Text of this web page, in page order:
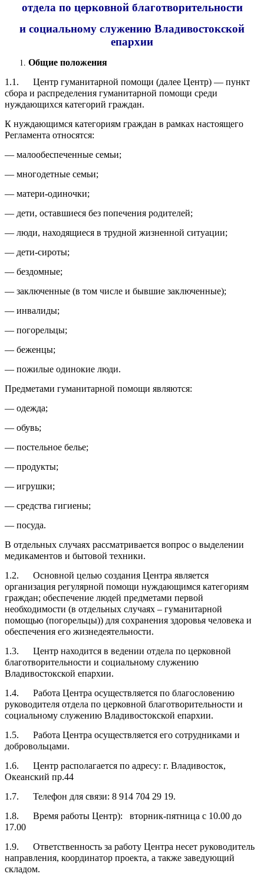
отдела по церковной благотворительности
и социальному служению Владивостокской
епархии
Общие положения
1.1. Центр гуманитарной помощи (далее Центр) — пункт
сбора и распределения гуманитарной помощи среди
нуждающихся категорий граждан.
К нуждающимся категориям граждан в рамках настоящего
Регламента относятся:
— малообеспеченные семьи;
— многодетные семьи;
— матери-одиночки;
— дети, оставшиеся без попечения родителей;
— люди, находящиеся в трудной жизненной ситуации;
— дети-сироты;
— бездомные;
— заключенные (в том числе и бывшие заключенные);
— инвалиды;
— погорельцы;
— беженцы;
— пожилые одинокие люди.
Предметами гуманитарной помощи являются:
— одежда;
— обувь;
— постельное белье;
— продукты;
— игрушки;
— средства гигиены;
— посуда.
В отдельных случаях рассматривается вопрос о выделении
медикаментов и бытовой техники.
1.2. Основной целью создания Центра является
организация регулярной помощи нуждающимся категориям
граждан; обеспечение людей предметами первой
необходимости (в отдельных случаях – гуманитарной
помощью (погорельцы)) для сохранения здоровья человека и
обеспечения его жизнедеятельности.
1.3. Центр находится в ведении отдела по церковной
благотворительности и социальному служению
Владивостокской епархии.
1.4. Работа Центра осуществляется по благословению
руководителя отдела по церковной благотворительности и
социальному служению Владивостокской епархии.
1.5. Работа Центра осуществляется его сотрудниками и
добровольцами.
1.6. Центр располагается по адресу: г. Владивосток,
Океанский пр.44
1.7. Телефон для связи: 8 914 704 29 19.
1.8. Время работы Центр): вторник-пятница с 10.00 до
17.00
1.9. Ответственность за работу Центра несет руководитель
направления, координатор проекта, а также заведующий
складом.